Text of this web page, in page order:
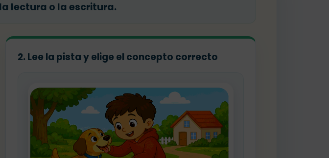
lectura o la escritura.
2. Lee la pista y elige el concepto correcto